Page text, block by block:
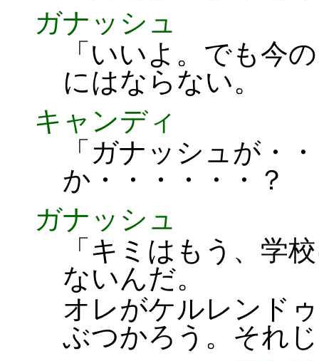
ガナッシュ
「いいよ。でも今
にはならない。
キャンディ
「ガナッシュが・
か・・・・・・？
ガナッシュ
「キミはもう、学
ないんだ。
オレがケルレンド
ぶつかろう。それ